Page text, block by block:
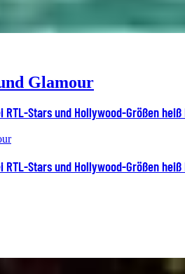
Glamour
Stars und Hollywood-Größen
Stars und Hollywood-Größen